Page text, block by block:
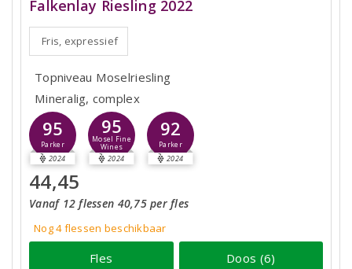
Falkenlay Riesling 2022
Fris, expressief
Topniveau Moselriesling
Mineralig, complex
95
Parker
2024
95
Mosel Fine
Wines
2024
92
Parker
2024
44,45
Vanaf 12 flessen 40,75 per fles
Nog 4flessen beschikbaar
Fles Doos (6)